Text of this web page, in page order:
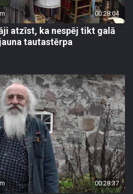
00:28:04
atzīst, ka nespēj tikt galā
tautastērpa
00:28:37